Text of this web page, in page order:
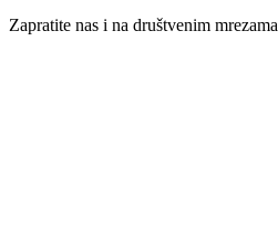
Zapratite nas i na društvenim mrezama